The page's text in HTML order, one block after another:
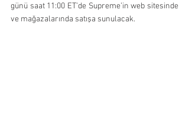
günü saat 11:00 ET’de Supreme’in web sitesinde
ve mağazalarında satışa sunulacak.